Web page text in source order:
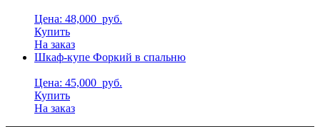
Цена: 48,000 руб.
Купить
На заказ
Шкаф-купе Форкий в спальню
Цена: 45,000 руб.
Купить
На заказ